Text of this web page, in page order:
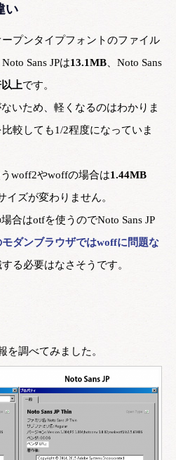
い
プンタイプフォントのファイル
Sans JPは13.1MB 、Noto Sans
上です。
いため、軽くなるのはわかりま
較しても1/2程度になっていま
woff2やwoffの場合は1.44MB
イズが変わりません。
合はotfを使うのでNoto Sans JP
ダンブラウザではwoffに問題な
る必要はなさそうです。
を調べてみました。